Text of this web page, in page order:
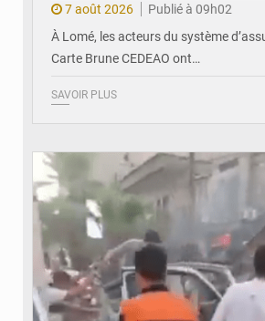
7 août 2026
Publié à 09h02
À Lomé, les acteurs du système
Carte Brune CEDEAO ont…
SAVOIR PLUS